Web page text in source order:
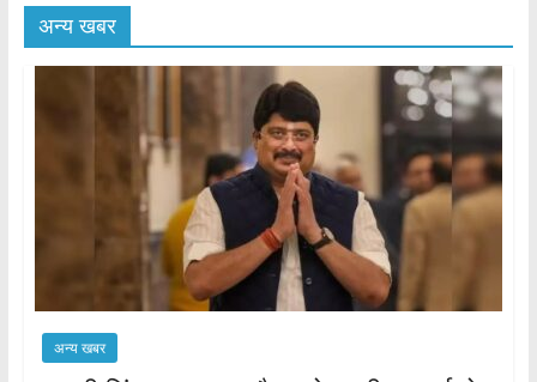
अन्य खबर
अन्य खबर